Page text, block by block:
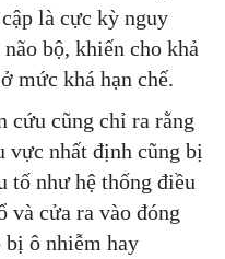
là cực kỳ nguy
bộ, khiến cho khả
mức khá hạn chế.
cứu cũng chỉ ra rằng
vực nhất định cũng bị
tố như hệ thống điều
và cửa ra vào đóng
bị ô nhiễm hay